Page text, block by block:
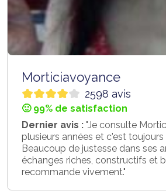
Morticiavoyance
2598 avis
🙂 99% de satisfaction
Dernier avis : "Je consulte
plusieurs années et c'est toujours
Beaucoup de justesse dans ses
échanges riches, constructifs et
recommande vivement."